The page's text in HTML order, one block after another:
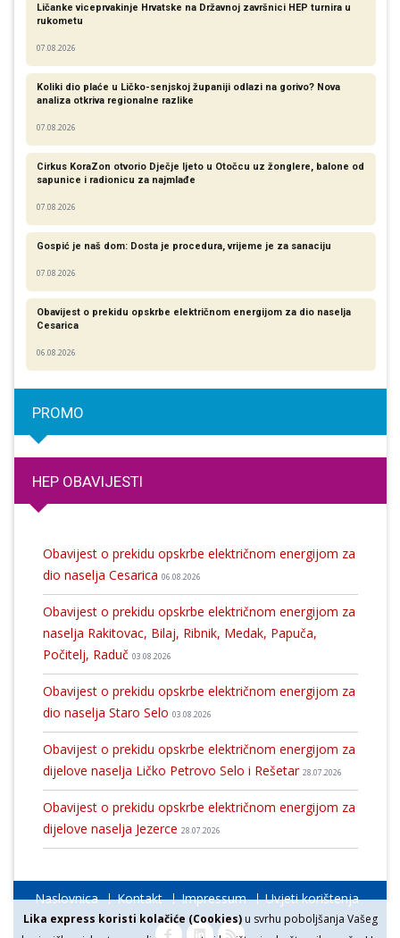
Lika express koristi kolačiće (Cookies)u svrhu poboljšanja Vašeg
Ličanke viceprvakinje Hrvatske na Državnoj završnici HEP turnira u
rukometu
07.08.2026
Koliki dio plaće u Ličko-senjskoj županiji odlazi na gorivo? Nova
analiza otkriva regionalne razlike​
07.08.2026
Cirkus KoraZon otvorio Dječje ljeto u Otočcu uz žonglere, balone od
sapunice i radionicu za najmlađe
07.08.2026
Gospić je naš dom: Dosta je procedura, vrijeme je za sanaciju
07.08.2026
Obavijest o prekidu opskrbe električnom energijom za dio naselja
Cesarica
06.08.2026
PROMO
HEP OBAVIJESTI
Obavijest o prekidu opskrbe električnom energijom za
dio naselja Cesarica 06.08.2026
Obavijest o prekidu opskrbe električnom energijom za
naselja Rakitovac, Bilaj, Ribnik, Medak, Papuča,
Počitelj, Raduč 03.08.2026
Obavijest o prekidu opskrbe električnom energijom za
dio naselja Staro Selo 03.08.2026
Obavijest o prekidu opskrbe električnom energijom za
dijelove naselja Ličko Petrovo Selo i Rešetar 28.07.2026
Obavijest o prekidu opskrbe električnom energijom za
dijelove naselja Jezerce 28.07.2026
Naslovnica Kontakt Impressum Uvjeti korištenja